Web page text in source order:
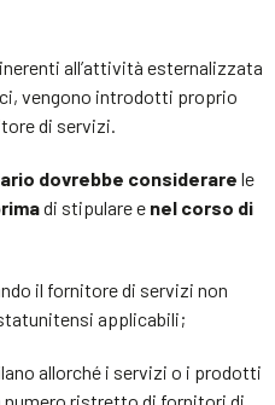
all’attività esternalizzata
vengono introdotti proprio
di servizi.
dovrebbe considerare le
di stipulare e nel corso di
il fornitore di servizi non
applicabili;
allorché i servizi o i prodotti